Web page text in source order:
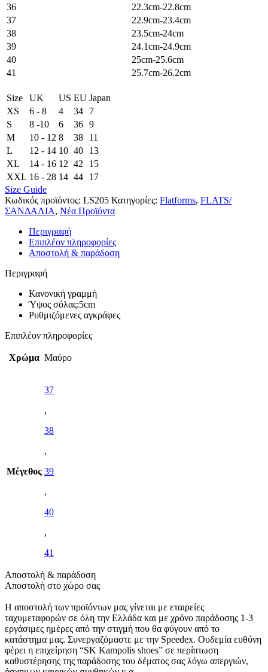
36
22.3cm-22.8cm
37
22.9cm-23.4cm
38
23.5cm-24cm
39
24.1cm-24.9cm
40
25cm-25.6cm
41
25.7cm-26.2cm
Size UK US EU Japan
XS
6 - 8 4 34
7
S
8 -10 6 36 9
M
10 - 12 8 38
11
L
12 - 14 10 40
13
XL
14 - 16 12 42
15
XXL 16 - 28 14 44
17
Size Guide
Κωδικός προϊόντος: LS205 Κατηγορίες: Flatforms, FLATS/
ΣΑΝΔΑΛΙΑ, Νέα Προϊόντα
Περιγραφή
Επιπλέον πληροφορίες
Αποστολή & παράδοση
Περιγραφή
Κανονική γραμμή
Ύψος σόλας:5cm
Ρυθμιζόμενες αγκράφες
Επιπλέον πληροφορίες
Χρώμα Μαύρο
Μέγεθος
37
,
38
,
39
,
40
,
41
Αποστολή & παράδοση
Αποστολή στο χώρο σας
Η αποστολή των προϊόντων μας γίνεται με εταιρείες
ταχυμεταφορών σε όλη την Ελλάδα και με χρόνο παράδοσης 1-3
εργάσιμες ημέρες από την στιγμή που θα φύγουν από το
κατάστημα μας. Συνεργαζόμαστε με την Speedex. Oυδεμία ευθύνη
φέρει η επιχείρηση “SK Kampolis shoes” σε περίπτωση
καθυστέρησης της παράδοσης του δέματος σας λόγω απεργιών,